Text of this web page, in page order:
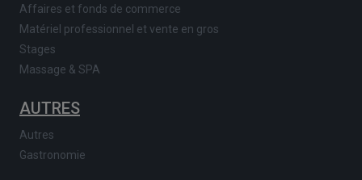
Affaires et fonds de commerce
Matériel professionnel et vente en gros
Stages
Massage & SPA
AUTRES
Autres
Gastronomie